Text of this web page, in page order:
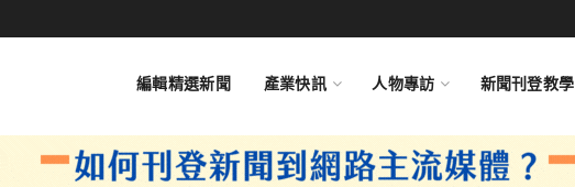
編輯精選新聞 產業快訊 人物專訪 新聞刊登教學